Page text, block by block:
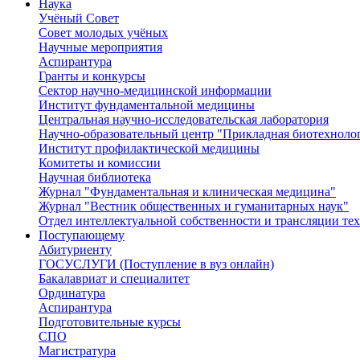
Наука
Учёный Cовет
Совет молодых учёных
Научные мероприятия
Аспирантура
Гранты и конкурсы
Сектор научно-медицинской информации
Институт фундаментальной медицины
Центральная научно-исследовательская лаборатория
Научно-образовательный центр "Прикладная
Институт профилактической медицины
Комитеты и комиссии
Научная библиотека
Журнал "Фундаментальная и клиническая медицина"
Журнал "Вестник общественных и гуманитарных наук"
Отдел интеллектуальной собственности и трансляции
Поступающему
Абитуриенту
ГОСУСЛУГИ (Поступление в вуз онлайн)
Бакалавриат и специалитет
Ординатура
Аспирантура
Подготовительные курсы
СПО
Магистратура